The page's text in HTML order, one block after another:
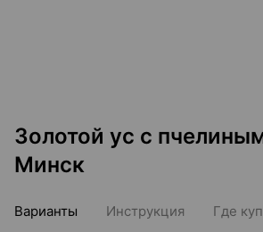
Золотой ус с
Минск
Варианты Инструкция Где